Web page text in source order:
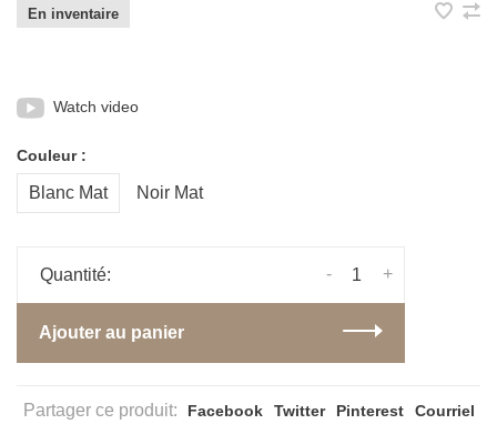
En inventaire
Watch video
Couleur :
Blanc Mat Noir Mat
Quantité: +
-
Ajouter au panier
Partager ce produit: Facebook Twitter Pinterest Courriel